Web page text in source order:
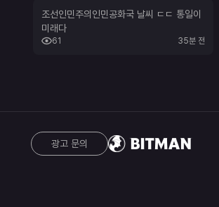
건을 만족하는 실행 경로를 찾아 실행 4. 최
종적으로 사용자가 요청한 결과가 충족됐는
지 검증 즉 what 은 결국 사용자가 결정하
는 거라고 봐야함 복잡한 Web3 사용 과정
조선인민주의인민공화국 날씨 ㄷㄷ 통일이
미래다
61 35분 전
광고 문의